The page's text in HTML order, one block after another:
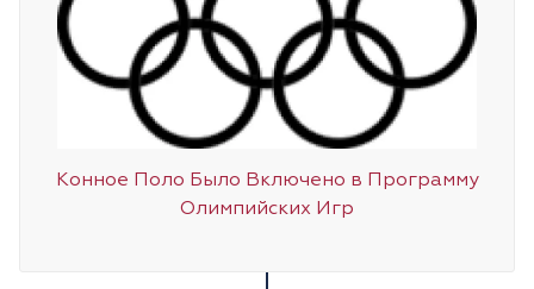
Конное Поло Было Включено в Программу
Олимпийских Игр